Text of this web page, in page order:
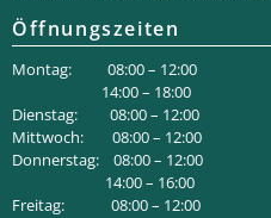
Öffnungszeiten
Montag: 08:00 – 12:00
14:00 – 18:00
Dienstag: 08:00 – 12:00
Mittwoch: 08:00 – 12:00
Donnerstag: 08:00 – 12:00
14:00 – 16:00
Freitag: 08:00 – 12:00